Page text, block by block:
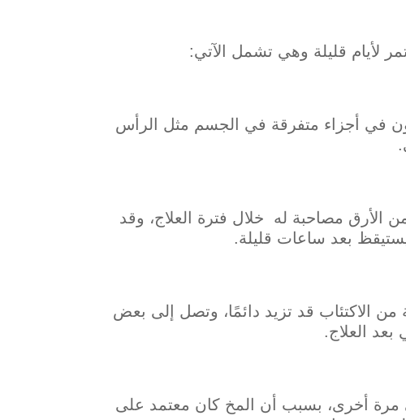
لأيام قليلة وهي تشمل الآتي:
في أجزاء متفرقة في الجسم مثل الرأس
الأرق مصاحبة له خلال فترة العلاج، وقد
بعد ساعات قليلة.
الاكتئاب قد تزيد دائمًا، وتصل إلى بعض
بعد العلاج.
مرة أخرى، بسبب أن المخ كان معتمد على